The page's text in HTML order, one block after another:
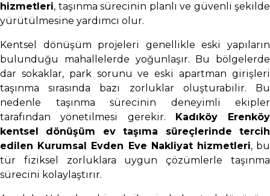
hizmetleri, taşınma sürecinin planlı ve güvenli şekilde
yürütülmesine yardımcı olur.
Kentsel dönüşüm projeleri genellikle eski yapıların
bulunduğu mahallelerde yoğunlaşır. Bu bölgelerde
dar sokaklar, park sorunu ve eski apartman girişleri
taşınma sırasında bazı zorluklar oluşturabilir. Bu
nedenle taşınma sürecinin deneyimli ekipler
tarafından yönetilmesi gerekir.
Kadıköy Erenköy
kentsel dönüşüm ev taşıma süreçlerinde tercih
edilen Kurumsal Evden Eve Nakliyat hizmetleri, bu
tür fiziksel zorluklara uygun çözümlerle taşınma
sürecini kolaylaştırır.